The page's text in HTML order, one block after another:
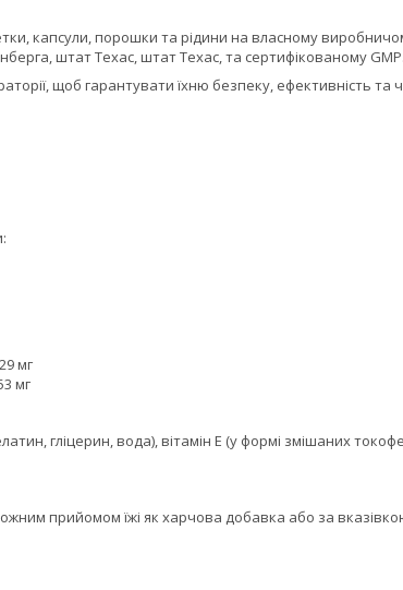
капсули, порошки та рідини на власному
штат Техас, штат Техас, та сертифікованому GMP.
щоб гарантувати їхню безпеку, ефективність та
мг
мг
гліцерин, вода), вітамін Е (у формі змішаних
прийомом їжі як харчова добавка або за